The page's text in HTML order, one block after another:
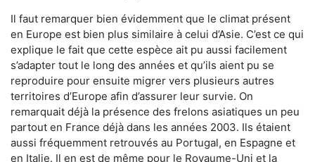
Il faut remarquer bien évidemment que le climat présent
en Europe est bien plus similaire à celui d’Asie. C’est ce qui
explique le fait que cette espèce ait pu aussi facilement
s’adapter tout le long des années et qu’ils aient pu se
reproduire pour ensuite migrer vers plusieurs autres
territoires d’Europe afin d’assurer leur survie. On
remarquait déjà la présence des frelons asiatiques un peu
partout en France déjà dans les années 2003. Ils étaient
aussi fréquemment retrouvés au Portugal, en Espagne et
en Italie. Il en est de même pour le Royaume-Uni et la